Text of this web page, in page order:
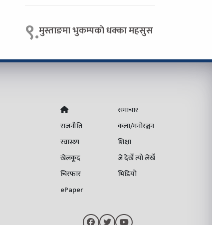
९.मुस्ताङमा भुकम्पकाे धक्का महसुस
समाचार
राजनीति
कला/मनोरञ्जन
स्वास्थ्य
शिक्षा
खेलकूद
जे देखेँ त्यो लेखेँ
चिरफार
भिडियो
ePaper